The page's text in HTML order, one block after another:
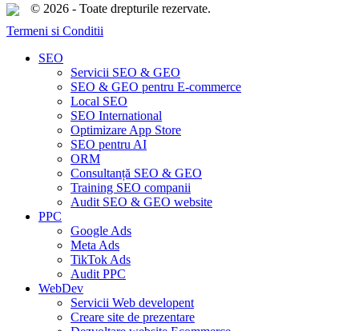
© 2026 - Toate drepturile rezervate.
Termeni si Conditii
Close
SEO
Servicii SEO & GEO
SEO & GEO pentru E-commerce
Local SEO
SEO International
Optimizare App Store
SEO pentru AI
ORM
Consultanță SEO & GEO
Training SEO companii
Audit SEO & GEO website
PPC
Google Ads
Meta Ads
TikTok Ads
Audit PPC
WebDev
Servicii Web developent
Creare site de prezentare